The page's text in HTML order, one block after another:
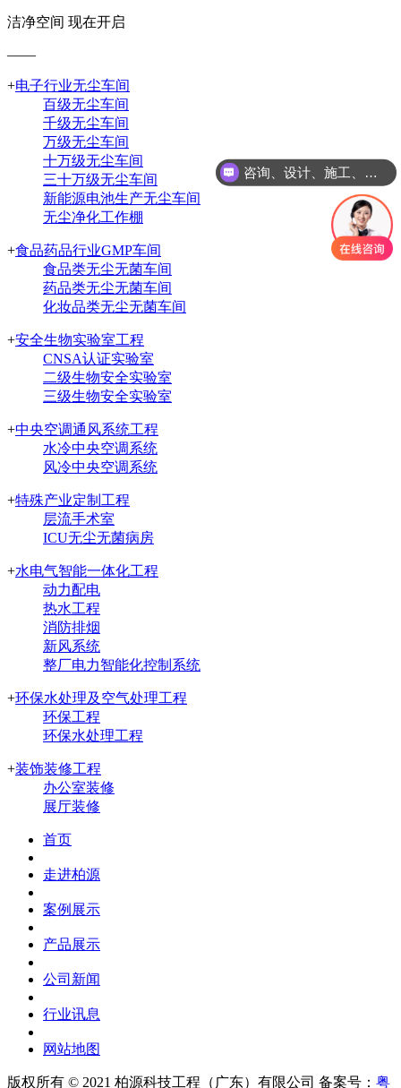
洁净空间 现在开启
——
+电子行业无尘车间
百级无尘车间
千级无尘车间
万级无尘车间
十万级无尘车间
三十万级无尘车间
新能源电池生产无尘车间
无尘净化工作棚
+食品药品行业GMP车间
食品类无尘无菌车间
药品类无尘无菌车间
化妆品类无尘无菌车间
+安全生物实验室工程
CNSA认证实验室
二级生物安全实验室
三级生物安全实验室
+中央空调通风系统工程
水冷中央空调系统
风冷中央空调系统
+特殊产业定制工程
层流手术室
ICU无尘无菌病房
+水电气智能一体化工程
动力配电
热水工程
消防排烟
新风系统
整厂电力智能化控制系统
+环保水处理及空气处理工程
环保工程
环保水处理工程
+装饰装修工程
办公室装修
展厅装修
首页
走进柏源
案例展示
产品展示
公司新闻
行业讯息
网站地图
版权所有 © 2021 柏源科技工程（广东）有限公司 备案号： 粤
咨询、设计、施工、调试等一体化服务